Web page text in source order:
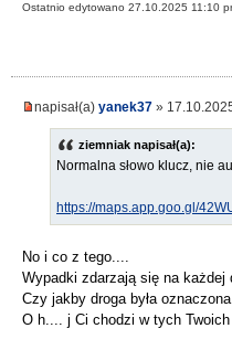
Ostatnio edytowano 27.10.2025 11:10
napisał(a) yanek37 »
ziemniak napisał(a):
Normalna słowo klucz, nie
https://maps.app.goo.gl/
No i co z tego....
Wypadki zdarzają się na
Czy jakby droga była
O h.... j Ci chodzi w tych